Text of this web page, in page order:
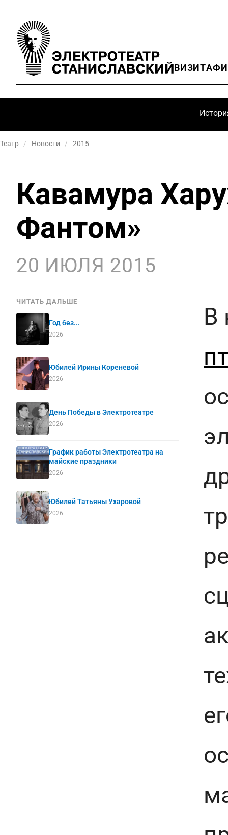
ВИЗИТ
Театр / Новости / 2015
Кавамура
Фантом»
20 ИЮЛЯ 2015
ЧИТАТЬ ДАЛЬШЕ
Год без...
2026
Юбилей Ирины Кореневой
2026
День Победы в Электротеатре
2026
График работы Электротеатра на
майские праздники
2026
Юбилей Татьяны Ухаровой
2026
В